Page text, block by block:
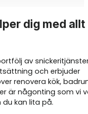
dig med allt
av
och erbjuder
renovera kök,
är någonting som vi
du kan lita på.